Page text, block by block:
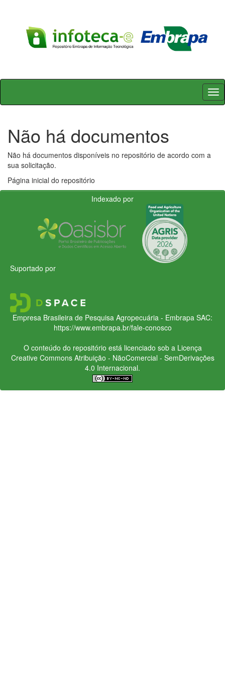
Skip
Não há documentos
Não há documentos disponíveis no repositório de acordo com a
sua solicitação.
Página inicial do repositório
Indexado por
Suportado por
Empresa Brasileira de Pesquisa Agropecuária - Embrapa SAC:
https://www.embrapa.br/fale-conosco
O conteúdo do repositório está licenciado sob a Licença
Creative CommonsAtribuição - NãoComercial - SemDerivações
4.0 Internacional.